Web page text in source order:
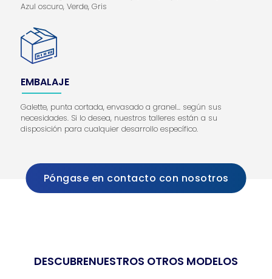
Azul oscuro, Verde, Gris
EMBALAJE
Galette, punta cortada, envasado a granel... según sus
necesidades. Si lo desea, nuestros talleres están a su
disposición para cualquier desarrollo específico.
Póngase en contacto con nosotros
DESCUBRENUESTROS OTROS MODELOS